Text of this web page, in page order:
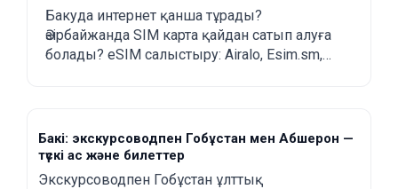
eSIM қалай сатып алуға
болады?
Бакуда интернет қанша тұрады?
Әзірбайжанда SIM карта қайдан сатып алуға
болады? eSIM салыстыру: Airalo, Esim.sm,
Бакі: экскурсоводпен Гобұстан мен Абшерон —
түскі ас және билеттер
Экскурсоводпен Гобұстан ұлттық